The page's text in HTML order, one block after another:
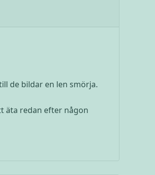
de bildar en len smörja.
äta redan efter någon